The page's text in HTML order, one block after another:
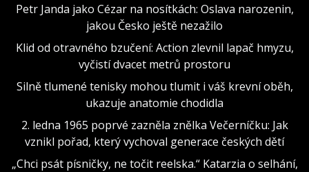
Petr Janda jako Cézar na nosítkách: Oslava narozenin,
jakou Česko ještě nezažilo
Klid od otravného bzučení: Action zlevnil lapač hmyzu,
vyčistí dvacet metrů prostoru
Silně tlumené tenisky mohou tlumit i váš krevní oběh,
ukazuje anatomie chodidla
2. ledna 1965 poprvé zazněla znělka Večerníčku: Jak
vznikl pořad, který vychoval generace českých dětí
„Chci psát písničky, ne točit reelska.“ Katarzia o selhání,